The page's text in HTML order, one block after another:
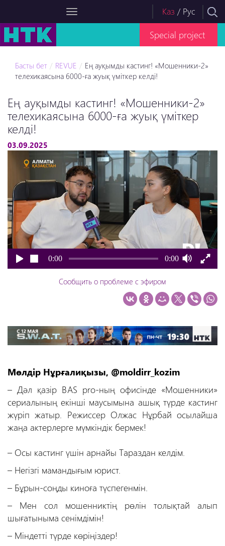
Каз / Рус
Special project
Басты бет REVUE
Ең ауқымды кастинг! «Мошенники-2»
телехикаясына 6000-ға жуық үміткер келді!
Ең ауқымды кастинг! «Мошенники-2»
телехикаясына 6000-ға жуық үміткер
келді!
03.09.2025
0:00 0:00
Сообщить о проблеме с эфиром
Мөлдір Нұрғалиқызы, @moldirr_kozim
– Дәл қазір BAS pro-ның офисінде «Мошенники»
сериалының екінші маусымына ашық түрде кастинг
жүріп жатыр. Режиссер Олжас Нұрбай осылайша
жаңа актерлерге мүмкіндік бермек!
– Осы кастинг үшін арнайы Тараздан келдім.
– Негізгі мамандығым юрист.
– Бұрын-соңды киноға түспегенмін.
– Мен сол мошенниктің рөлін толықтай алып
шығатыныма сенімдімін!
– Міндетті түрде көріңіздер!